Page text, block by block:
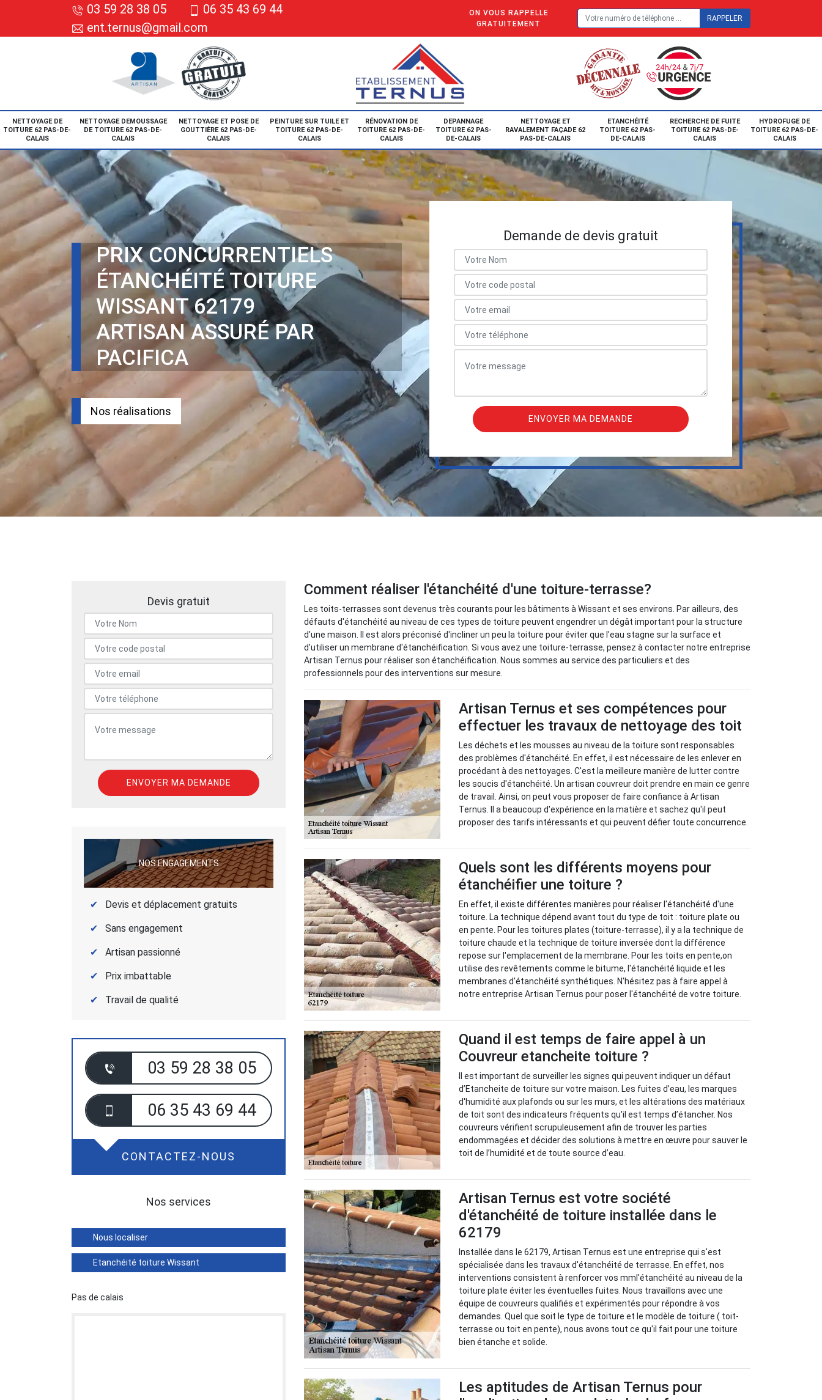
03 59 28 38 05
06 35 43 69 44
ent.ternus@gmail.com
ON VOUS RAPPELLE
GRATUITEMENT
NETTOYAGE DE
TOITURE 62 PAS-DE-
CALAIS
NETTOYAGE DEMOUSSAGE
DE TOITURE 62 PAS-DE-
CALAIS
NETTOYAGE ET POSE DE
GOUTTIÈRE 62 PAS-DE-
CALAIS
PEINTURE SUR TUILE ET
TOITURE 62 PAS-DE-
CALAIS
RÉNOVATION DE
TOITURE 62 PAS-DE-
CALAIS
DEPANNAGE
TOITURE 62 PAS-
DE-CALAIS
NETTOYAGE ET
RAVALEMENT FAÇADE 62
PAS-DE-CALAIS
ETANCHÉITÉ
TOITURE 62 PAS-
DE-CALAIS
RECHERCHE DE FUITE
TOITURE 62 PAS-DE-
CALAIS
HYDROFUGE DE
TOITURE 62 PAS-DE-
CALAIS
PRIX CONCURRENTIELS
ÉTANCHÉITÉ TOITURE
WISSANT 62179
ARTISAN ASSURÉ PAR
PACIFICA
Nos réalisations
Demande de devis gratuit
Devis gratuit
NOS ENGAGEMENTS
Devis et déplacement gratuits
Sans engagement
Artisan passionné
Prix imbattable
Travail de qualité
03 59 28 38 05
06 35 43 69 44
CONTACTEZ-NOUS
Nos services
Nous localiser
Etanchéité toiture Wissant
Pas de calais
Comment réaliser l'étanchéité d'une toiture-terrasse?
Les toits-terrasses sont devenus très courants pour les bâtiments à Wissant et ses environs. Par ailleurs, des
défauts d'étanchéité au niveau de ces types de toiture peuvent engendrer un dégât important pour la structure
d'une maison. Il est alors préconisé d'incliner un peu la toiture pour éviter que l'eau stagne sur la surface et
d'utiliser un membrane d'étanchéification. Si vous avez une toiture-terrasse, pensez à contacter notre entreprise
Artisan Ternus pour réaliser son étanchéification. Nous sommes au service des particuliers et des
professionnels pour des interventions sur mesure.
Artisan Ternus et ses compétences pour
effectuer les travaux de nettoyage des toit
Les déchets et les mousses au niveau de la toiture sont responsables
des problèmes d'étanchéité. En effet, il est nécessaire de les enlever en
procédant à des nettoyages. C'est la meilleure manière de lutter contre
les soucis d'étanchéité. Un artisan couvreur doit prendre en main ce genre
de travail. Ainsi, on peut vous proposer de faire confiance à Artisan
Ternus. Il a beaucoup d'expérience en la matière et sachez qu'il peut
proposer des tarifs intéressants et qui peuvent défier toute concurrence.
Quels sont les différents moyens pour
étanchéifier une toiture ?
En effet, il existe différentes manières pour réaliser l'étanchéité d'une
toiture. La technique dépend avant tout du type de toit : toiture plate ou
en pente. Pour les toitures plates (toiture-terrasse), il y a la technique de
toiture chaude et la technique de toiture inversée dont la différence
repose sur l'emplacement de la membrane. Pour les toits en pente,on
utilise des revêtements comme le bitume, l'étanchéité liquide et les
membranes d'étanchéité synthétiques. N'hésitez pas à faire appel à
notre entreprise Artisan Ternus pour poser l'étanchéité de votre toiture.
Quand il est temps de faire appel à un
Couvreur etancheite toiture ?
Il est important de surveiller les signes qui peuvent indiquer un défaut
d’Etancheite de toiture sur votre maison. Les fuites d’eau, les marques
d'humidité aux plafonds ou sur les murs, et les altérations des matériaux
de toit sont des indicateurs fréquents qu'il est temps d’étancher. Nos
couvreurs vérifient scrupuleusement afin de trouver les parties
endommagées et décider des solutions à mettre en œuvre pour sauver le
toit de l’humidité et de toute source d’eau.
Artisan Ternus est votre société
d'étanchéité de toiture installée dans le
62179
Installée dans le 62179, Artisan Ternus est une entreprise qui s'est
spécialisée dans les travaux d'étanchéité de terrasse. En effet, nos
interventions consistent à renforcer vos mml'étanchéité au niveau de la
toiture plate éviter les éventuelles fuites. Nous travaillons avec une
équipe de couvreurs qualifiés et expérimentés pour répondre à vos
demandes. Quel que soit le type de toiture et le modèle de toiture ( toit-
terrasse ou toit en pente), nous avons tout ce qu'il fait pour une toiture
bien étanche et solide.
Les aptitudes de Artisan Ternus pour